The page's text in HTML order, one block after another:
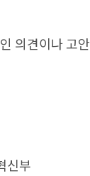
의견이나 고안
신부